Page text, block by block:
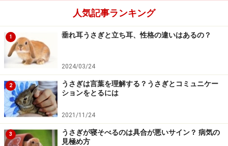
我が家の庭では、芝生の代わりに、シロツメクサを広範
囲で栽培しています。根にある根粒菌が、土壌を整えて
くれるからです。あるドッグランでは、地面一面をクロ
ーバーが覆っていました。ふかふか感が、犬の足にいい
のでしょう。いつか生え揃ったら我が家でも「うさぎラ
ン」を作ろうと思っています。
シロツメクサの葉は、うさぎに食用として与えても良い
のですが、あまり大量、長期的に与えてはいけません。
マメ科のため、腸内にガスが溜まってしまうことがある
人気記事ランキング
1 垂れ耳うさぎと立ち耳、性格の違いはあるの？
2024/03/24
2
うさぎは言葉を理解する？うさぎとコミュニケー
ションをとるには
2021/11/24
3
うさぎが寝そべるのは具合が悪いサイン？ 病気の
見極め方